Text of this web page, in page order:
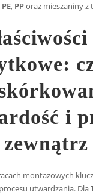
PE, PPoraz mieszaniny
i
zewnątrz
montażowych
utwardzania. Dla